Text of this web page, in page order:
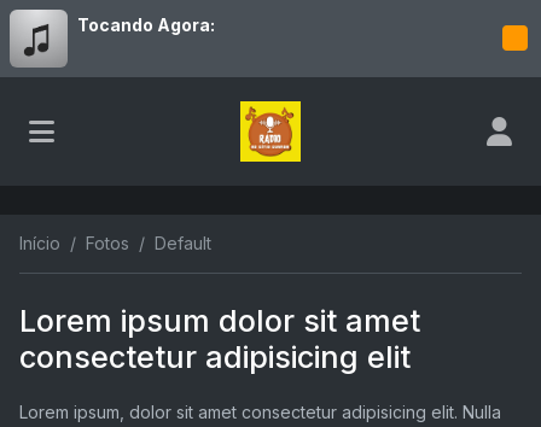
Tocando Agora:
Início Fotos Default
Lorem ipsum dolor sit amet
consectetur adipisicing elit
Lorem ipsum, dolor sit amet consectetur adipisicing elit. Nulla